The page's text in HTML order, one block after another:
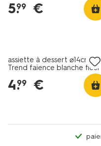
5.
99 €
assiette à dessert ⌀14cm
Trend faïence blanche fleur
4.
99 €